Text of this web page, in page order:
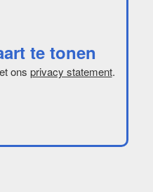
te tonen
ons privacy statement.